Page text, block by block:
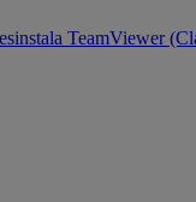
TeamViewer